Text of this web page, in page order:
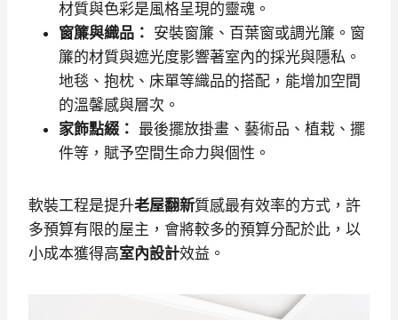
材質與色彩是風格呈現的靈魂。
窗簾與織品： 安裝窗簾、百葉窗或調光簾。窗
簾的材質與遮光度影響著室內的採光與隱私。
地毯、抱枕、床單等織品的搭配，能增加空間
的溫馨感與層次。
家飾點綴： 最後擺放掛畫、藝術品、植栽、擺
件等，賦予空間生命力與個性。
軟裝工程是提升老屋翻新質感最有效率的方式，許
多預算有限的屋主，會將較多的預算分配於此，以
小成本獲得高室內設計效益。